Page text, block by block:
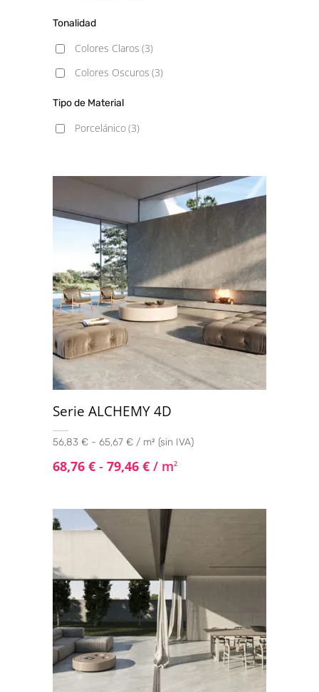
Tonalidad
Colores Claros (3)
Colores Oscuros (3)
Tipo de Material
Porcelánico(3)
Serie ALCHEMY 4D
56,83 € - 65,67 € / m² (sin IVA)
68,76 € - 79,46 € / m2